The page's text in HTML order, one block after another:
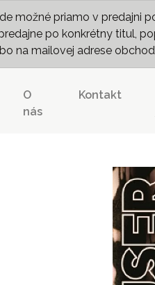
možné priamo v
po konkrétny titul,
na mailovej adrese
O
nás
Kontakt